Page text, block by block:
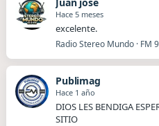
Hace 5 meses
excelente.
Radio Stereo Mundo · FM
Publimag
Hace 1 año
DIOS LES BENDIGA
SITIO